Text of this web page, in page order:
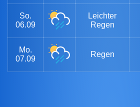
So.
06.09
Leichter
Regen
Mo.
07.09
Regen